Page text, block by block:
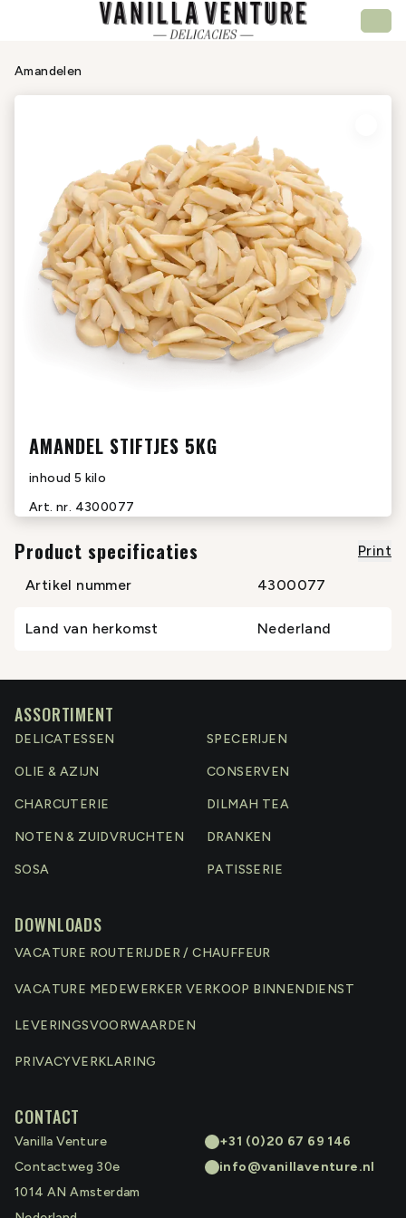
Amandelen
AMANDEL STIFTJES 5KG
inhoud 5 kilo
Art. nr. 4300077
Product specificaties
Print
Artikel nummer
4300077
Land van herkomst Nederland
ASSORTIMENT
DELICATESSEN SPECERIJEN
OLIE & AZIJN CONSERVEN
CHARCUTERIE DILMAH TEA
NOTEN & ZUIDVRUCHTEN DRANKEN
SOSA PATISSERIE
DOWNLOADS
VACATURE ROUTERIJDER / CHAUFFEUR
VACATURE MEDEWERKER VERKOOP BINNENDIENST
LEVERINGSVOORWAARDEN
PRIVACYVERKLARING
CONTACT
Vanilla Venture
Contactweg 30e
1014 AN Amsterdam
+31 (0)20 67 69 146
info@vanillaventure.nl